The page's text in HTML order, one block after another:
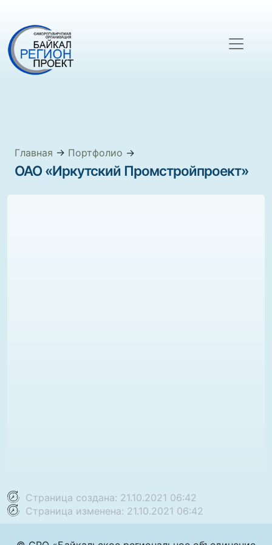
Главная → Портфолио →
ОАО «Иркутский Промстройпроект»
Страница создана: 21.10.2021 06:42
Страница изменена: 21.10.2021 06:42